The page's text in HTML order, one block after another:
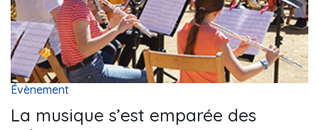
Évènement
La musique s’est emparée des